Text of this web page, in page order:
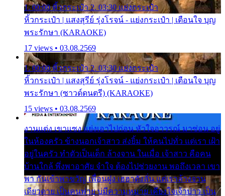
1. 00:00 หิ้วกระเป๋า 2. 03:30 แย่งกระเป๋า
หิ้วกระเป๋า | แสงสุรีย์ รุ่งโรจน์ - แย่งกระเป๋า | เตือนใจ บุญ
พระรักษา (KARAOKE)
17 views • 03.08.2569
1. 00:00 หิ้วกระเป๋า 2. 03:30 แย่งกระเป๋า
หิ้วกระเป๋า | แสงสุรีย์ รุ่งโรจน์ - แย่งกระเป๋า | เตือนใจ บุญ
พระรักษา (ซาวด์ดนตรี) (KARAOKE)
15 views • 03.08.2569
งานแต่ง เขาแซง แย่งเอาไปก่อน หัวใจอาวรณ์ มาซ่อน อยู่
ในห้องครัว ข้างนอกเจ้าสาว ส่งยิ้ม ให้คนไปทั่ว แต่เรา เฝ้า
อยู่ในครัว ทำตัวเป็นเด็ก ล้างจาน ในเมื่อ เจ้าสาว คือคน
บ้านใกล้ พึ่งพาอาศัย จำใจ ต้องไปช่วยงาน พอถึงเวลา เขา
พา กันเข้าพาขวัญ เพื่อนฝูง เฮฮาดังลั่น แต่เราล้างจาน
เดียวดาย เป็นคนพ่าย บ่มีความหมาย เคียงใจเจ้าบ่าว เป็น